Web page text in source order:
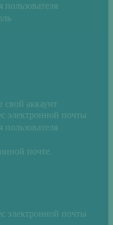
свой аккаунт
электронной почты
почте.
электронной почты